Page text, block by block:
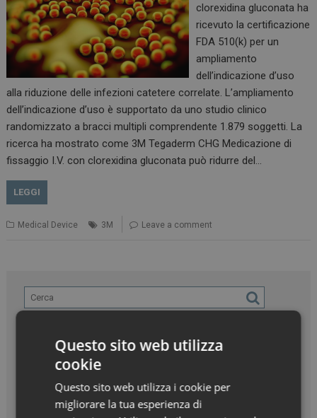
clorexidina gluconata ha
ricevuto la certificazione
FDA 510(k) per un
ampliamento
dell’indicazione d’uso
alla riduzione delle infezioni catetere correlate. L’ampliamento
dell’indicazione d’uso è supportato da uno studio clinico
randomizzato a bracci multipli comprendente 1.879 soggetti. La
ricerca ha mostrato come 3M Tegaderm CHG Medicazione di
fissaggio I.V. con clorexidina gluconata può ridurre del…
LEGGI
Medical Device 3M Leave a comment
Questo sito web utilizza
cookie
Questo sito web utilizza i cookie per
migliorare la tua esperienza di